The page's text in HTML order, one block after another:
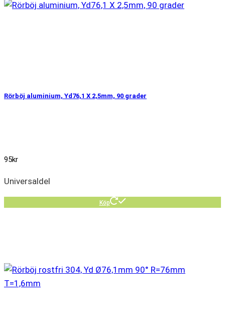
Rörböj aluminium, Yd76,1 X 2,5mm, 90 grader
95kr
Universaldel
Köp